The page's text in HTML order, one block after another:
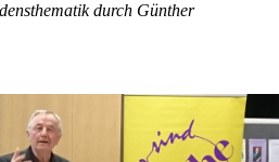
durch Günther